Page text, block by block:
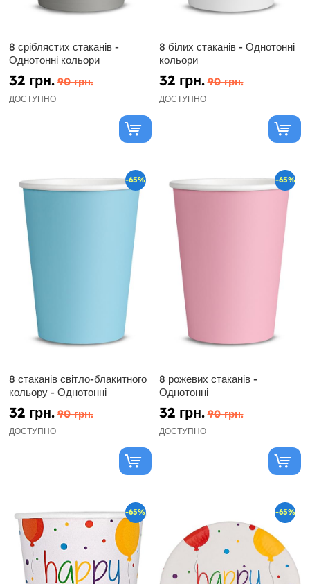
8 сріблястих стаканів -
Однотонні кольори
32 грн. 90 грн.
ДОСТУПНО
8 білих стаканів - Однотонні
кольори
32 грн. 90 грн.
ДОСТУПНО
-65%
8 стаканів світло-блакитного
кольору - Однотонні
32 грн. 90 грн.
ДОСТУПНО
-65%
8 рожевих стаканів -
Однотонні
32 грн. 90 грн.
ДОСТУПНО
-65% -65%